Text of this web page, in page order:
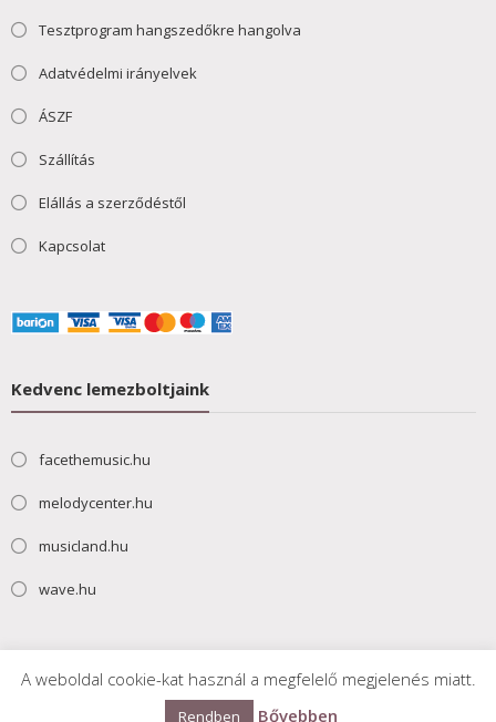
Tesztprogram hangszedőkre hangolva
Adatvédelmi irányelvek
ÁSZF
Szállítás
Elállás a szerződéstől
Kapcsolat
Kedvenc lemezboltjaink
facethemusic.hu
melodycenter.hu
musicland.hu
wave.hu
A weboldal cookie-kat használ a megfelelő megjelenés miatt.
Rendben Bővebben